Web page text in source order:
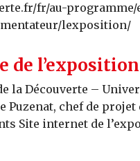
fr/au-
lexposition/
de
la Découverte –
Puzenat, chef de projet
Site internet de